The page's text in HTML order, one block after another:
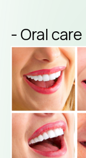
- Oral care